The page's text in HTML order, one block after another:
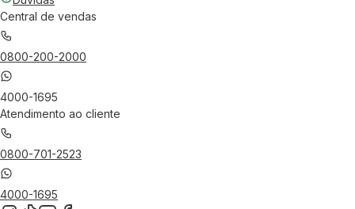
Central de vendas
0800-200-2000
4000-1695
Atendimento ao cliente
0800-701-2523
4000-1695